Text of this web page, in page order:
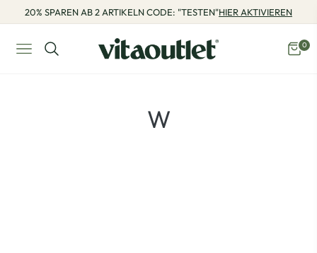
20% SPAREN AB 2 ARTIKELN CODE: "TESTEN"HIER AKTIVIEREN
Navigation
0
PRODUKTE:
W